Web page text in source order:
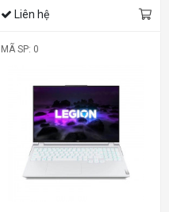
Liên hệ
MÃ SP: 0